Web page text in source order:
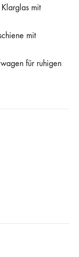
Klarglas mit
mit
für ruhigen